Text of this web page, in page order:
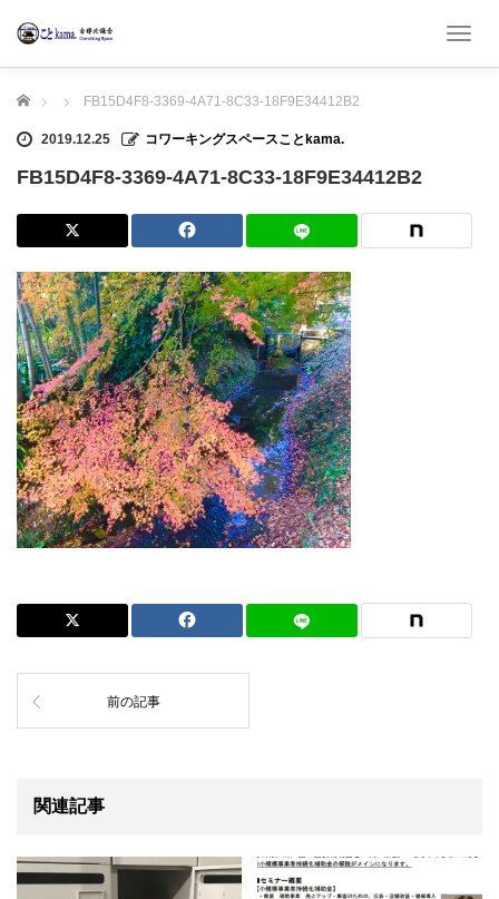
T
v
ホーム FB15D4F8-3369-4A71-8C33-18F9E34412B2
2019.12.25 コワーキングスペースことkama.
FB15D4F8-3369-4A71-8C33-18F9E34412B2
前の記事
関連記事